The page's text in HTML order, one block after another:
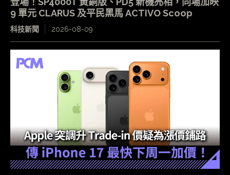
9 單元 CLARUS 及平民黑馬 ACTIVO Scoop
科技新聞 2026-08-09